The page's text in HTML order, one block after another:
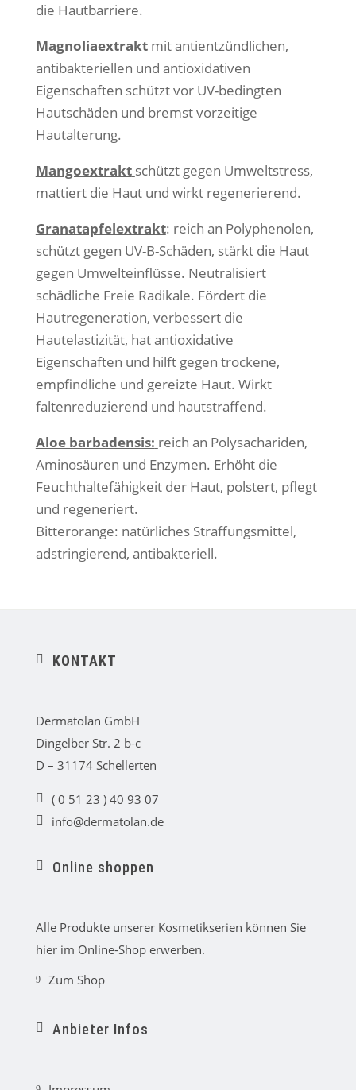
die Hautbarriere.
Magnoliaextrakt mit antientzündlichen,
antibakteriellen und antioxidativen
Eigenschaften schützt vor UV-bedingten
Hautschäden und bremst vorzeitige
Hautalterung.
Mangoextrakt schützt gegen Umweltstress,
mattiert die Haut und wirkt regenerierend.
Granatapfelextrakt: reich an Polyphenolen,
schützt gegen UV-B-Schäden, stärkt die Haut
gegen Umwelteinflüsse. Neutralisiert
schädliche Freie Radikale. Fördert die
Hautregeneration, verbessert die
Hautelastizität, hat antioxidative
Eigenschaften und hilft gegen trockene,
empfindliche und gereizte Haut. Wirkt
faltenreduzierend und hautstraffend.
Aloe barbadensis: reich an Polysachariden,
Aminosäuren und Enzymen. Erhöht die
Feuchthaltefähigkeit der Haut, polstert, pflegt
und regeneriert.
Bitterorange: natürliches Straffungsmittel,
adstringierend, antibakteriell.
pi
_
al
t
o
KONTAKT
Dermatolan GmbH
Dingelber Str. 2 b-c
D – 31174 Schellerten
lo
c
h
o
o
( 0 51 23 ) 40 93 07
ai
l
info@dermatolan.de
ca
rt
ic
n
Online shoppen
Alle Produkte unserer Kosmetikserien können Sie
hier im Online-Shop erwerben.
ic
Zum Shop
Anbieter Infos